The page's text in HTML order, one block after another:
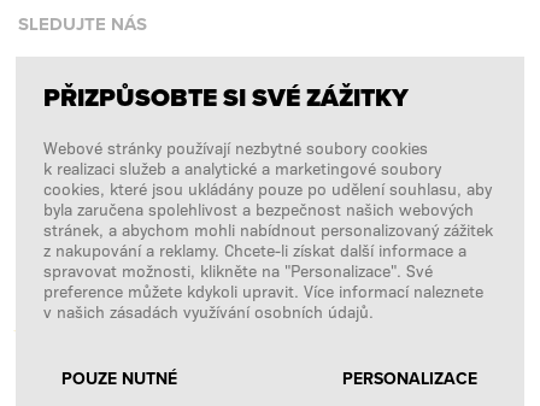
SLEDUJTE NÁS
Facebook
Instagram
Copyright © 2026SFD S. A.
PLATBY ZPRACOVÁVÁ
PŘIZPŮSOBTE SI SVÉ ZÁŽITKY
Webové stránky používají nezbytné soubory cookies
k realizaci služeb a analytické a marketingové soubory
cookies, které jsou ukládány pouze po udělení souhlasu, aby
byla zaručena spolehlivost a bezpečnost našich webových
stránek, a abychom mohli nabídnout personalizovaný zážitek
z nakupování a reklamy. Chcete-li získat další informace a
spravovat možnosti, klikněte na "Personalizace". Své
preference můžete kdykoli upravit. Více informací naleznete
v našich zásadách využívání osobních údajů.
POUZE NUTNÉ PERSONALIZACE